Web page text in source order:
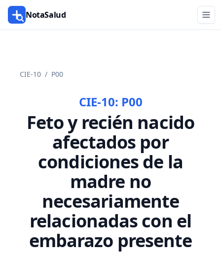
NotaSalud
CIE-10 / P00
CIE-10: P00
Feto y recién nacido
afectados por
condiciones de la
madre no
necesariamente
relacionadas con el
embarazo presente